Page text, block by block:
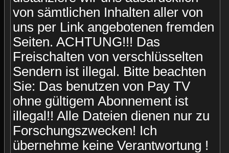
von sämtlichen Inhalten aller von
uns per Link angebotenen fremden
Seiten. ACHTUNG!!! Das
Freischalten von verschlüsselten
Sendern ist illegal. Bitte beachten
Sie: Das benutzen von Pay TV
ohne gültigem Abonnement ist
illegal!! Alle Dateien dienen nur zu
Forschungszwecken! Ich
übernehme keine Verantwortung !